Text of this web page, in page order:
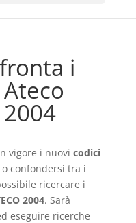
i
vigore i nuovi codici
confondersi tra i
ricercare i
2004. Sarà
eseguire ricerche